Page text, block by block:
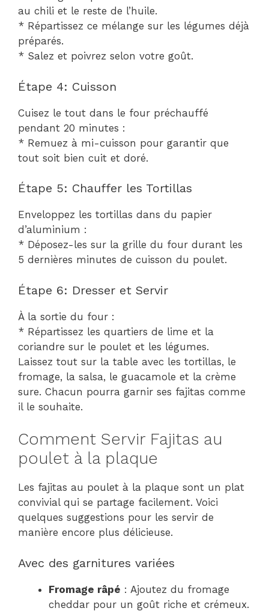
au chili et le reste de l’huile.
* Répartissez ce mélange sur les légumes déjà
préparés.
* Salez et poivrez selon votre goût.
Étape 4: Cuisson
Cuisez le tout dans le four préchauffé
pendant 20 minutes :
* Remuez à mi-cuisson pour garantir que
tout soit bien cuit et doré.
Étape 5: Chauffer les Tortillas
Enveloppez les tortillas dans du papier
d’aluminium :
* Déposez-les sur la grille du four durant les
5 dernières minutes de cuisson du poulet.
Étape 6: Dresser et Servir
À la sortie du four :
* Répartissez les quartiers de lime et la
coriandre sur le poulet et les légumes.
Laissez tout sur la table avec les tortillas, le
fromage, la salsa, le guacamole et la crème
sure. Chacun pourra garnir ses fajitas comme
il le souhaite.
Comment Servir Fajitas au
poulet à la plaque
Les fajitas au poulet à la plaque sont un plat
convivial qui se partage facilement. Voici
quelques suggestions pour les servir de
manière encore plus délicieuse.
Avec des garnitures variées
Fromage râpé : Ajoutez du fromage
cheddar pour un goût riche et crémeux.